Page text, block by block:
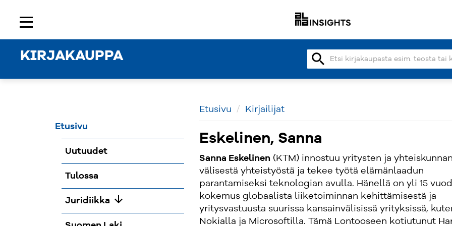
KIRJAKAUPPA search
Etusivu
Etusivu
Uutuudet
Tulossa
Juridiikka arrow_downward
Etusivu Kirjailijat
Eskelinen, Sanna
Sanna Eskelinen (KTM) innostuu yritysten ja yhteiskunnan
välisestä yhteistyöstä ja tekee työtä elämänlaadun
parantamiseksi teknologian avulla. Hänellä on yli 15
kokemus globaalista liiketoiminnan kehittämisestä ja
yritysvastuusta suurissa kansainvälisissä yrityksissä,
Nokialla ja Microsoftilla. Tämä Lontooseen kotiutunut